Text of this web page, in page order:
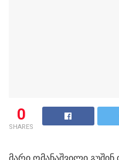
0
SHARES
მარი ომა­ნაშ­ვი­ლი